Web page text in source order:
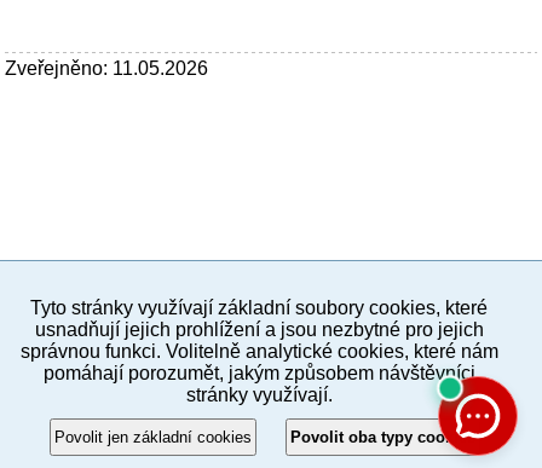
Zveřejněno: 11.05.2026
PC verze ENG
Povinné a praktické informace
© 2012–2019 MČ Praha 8
Tyto stránky využívají základní soubory cookies, které
usnadňují jejich prohlížení a jsou nezbytné pro jejich
správnou funkci. Volitelně analytické cookies, které nám
pomáhají porozumět, jakým způsobem návštěvníci
stránky využívají.
Povolit jen základní cookies Povolit oba typy cookies